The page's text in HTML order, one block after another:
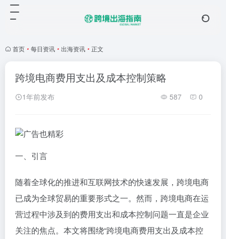
首页 • 每日资讯 • 出海资讯 • 正文
跨境电商费用支出及成本控制策略
1年前发布 587 0
一、引言
随着全球化的推进和互联网技术的快速发展，跨境电商
已成为全球贸易的重要形式之一。然而，跨境电商在运
营过程中涉及到的费用支出和成本控制问题一直是企业
关注的焦点。本文将围绕“跨境电商费用支出及成本控